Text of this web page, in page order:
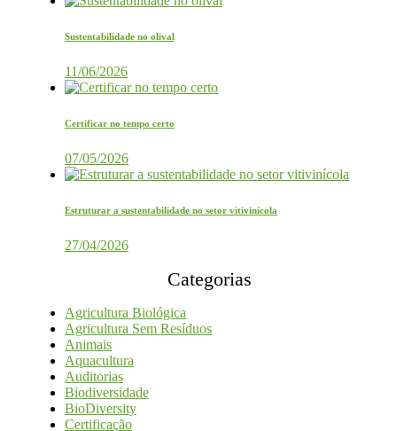
Sustentabilidade no olival
11/06/2026
Certificar no tempo certo
07/05/2026
Estruturar a sustentabilidade no setor vitivinícola
27/04/2026
Categorias
Agricultura Biológica
Agricultura Sem Resíduos
Animais
Aquacultura
Auditorias
Biodiversidade
BioDiversity
Certificação